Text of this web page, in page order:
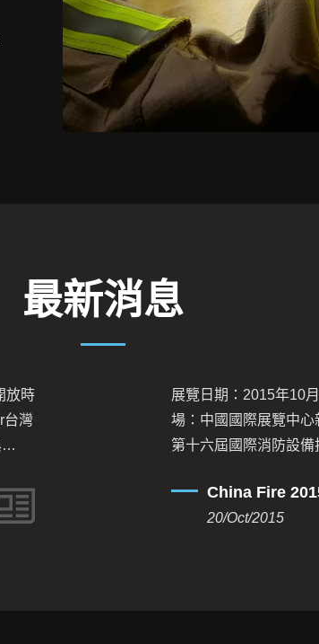
最新消息
展覽日期：2015年10月20-23日攤位
場：中國國際展覽中心新館開廣集團
第十六屆國際消防設備技術交流展覽
詢問。如您對本公司產品有興趣，請
子郵件信箱是：
China Fire 2015